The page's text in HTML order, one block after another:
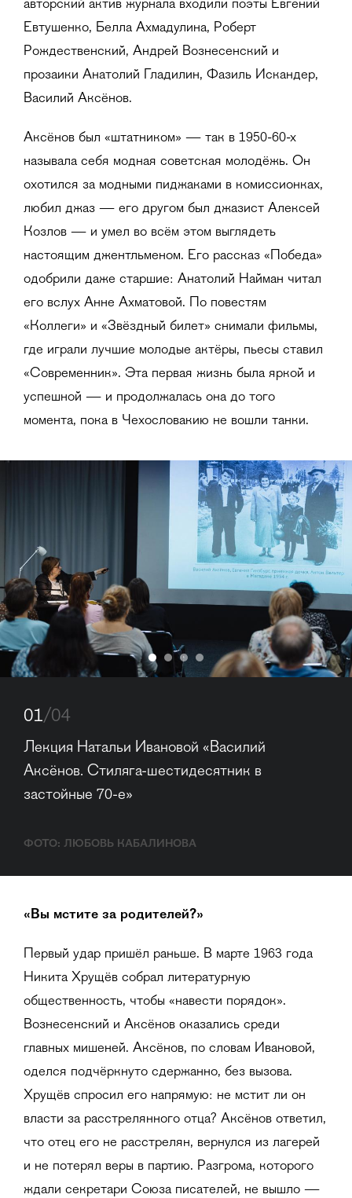
авторский актив журнала входили поэты Евгений
Евтушенко, Белла Ахмадулина, Роберт
Рождественский, Андрей Вознесенский и
прозаики Анатолий Гладилин, Фазиль Искандер,
Василий Аксёнов.
Аксёнов был «штатником» — так в 1950-60-х
называла себя модная советская молодёжь. Он
охотился за модными пиджаками в комиссионках,
любил джаз — его другом был джазист Алексей
Козлов — и умел во всём этом выглядеть
настоящим джентльменом. Его рассказ «Победа»
одобрили даже старшие: Анатолий Найман читал
его вслух Анне Ахматовой. По повестям
«Коллеги» и «Звёздный билет» снимали фильмы,
где играли лучшие молодые актёры, пьесы ставил
«Современник». Эта первая жизнь была яркой и
успешной — и продолжалась она до того
момента, пока в Чехословакию не вошли танки.
01/04
Лекция Натальи Ивановой «Василий
Аксёнов. Стиляга-шестидесятник в
застойные 70-е»
ФОТО: ЛЮБОВЬ КАБАЛИНОВА
«Вы мстите за родителей?»
Первый удар пришёл раньше. В марте 1963 года
Никита Хрущёв собрал литературную
общественность, чтобы «навести порядок».
Вознесенский и Аксёнов оказались среди
главных мишеней. Аксёнов, по словам Ивановой,
оделся подчёркнуто сдержанно, без вызова.
Хрущёв спросил его напрямую: не мстит ли он
власти за расстрелянного отца? Аксёнов ответил,
что отец его не расстрелян, вернулся из лагерей
и не потерял веры в партию. Разгрома, которого
ждали секретари Союза писателей, не вышло —